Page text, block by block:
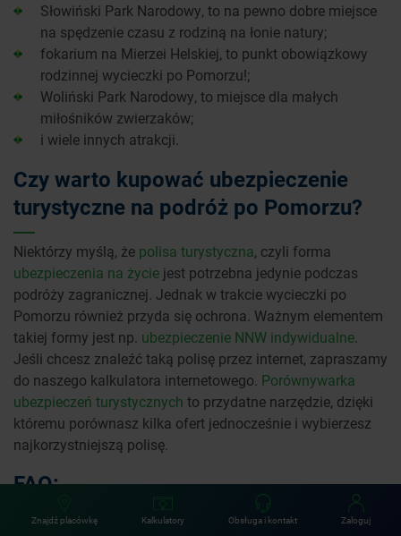
Słowiński Park Narodowy, to na pewno dobre miejsce
na spędzenie czasu z rodziną na łonie natury;
fokarium na Mierzei Helskiej, to punkt obowiązkowy
rodzinnej wycieczki po Pomorzu!;
Woliński Park Narodowy, to miejsce dla małych
miłośników zwierzaków;
i wiele innych atrakcji.
Czy warto kupować ubezpieczenie
turystyczne na podróż po Pomorzu?
Niektórzy myślą, że polisa turystyczna, czyli forma
ubezpieczenia na życie jest potrzebna jedynie podczas
podróży zagranicznej. Jednak w trakcie wycieczki po
Pomorzu również przyda się ochrona. Ważnym elementem
takiej formy jest np. ubezpieczenie NNW indywidualne.
Jeśli chcesz znaleźć taką polisę przez internet, zapraszamy
do naszego kalkulatora internetowego. Porównywarka
ubezpieczeń turystycznych to przydatne narzędzie, dzięki
któremu porównasz kilka ofert jednocześnie i wybierzesz
najkorzystniejszą polisę.
FAQ:
Znajdź placówkę Kalkulatory Obsługa i kontakt Zaloguj